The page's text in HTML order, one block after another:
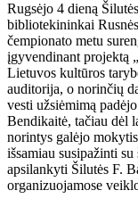
Rugsėjo 4 dieną
bibliotekininkai
čempionato metu
įgyvendinant projektą
Lietuvos kultūros
auditorija, o norinčių
vesti užsiėmimą
Bendikaitė, tačiau dėl
norintys galėjo
išsamiau susipažinti
apsilankyti Šilutės F.
organizuojamose